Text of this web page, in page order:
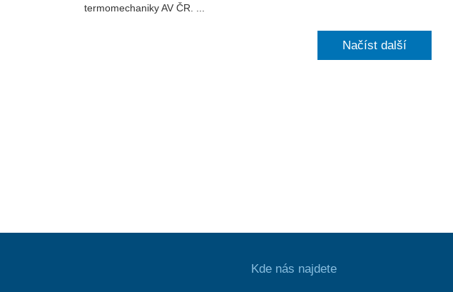
termomechaniky AV ČR. ...
Načíst další
Kde nás najdete